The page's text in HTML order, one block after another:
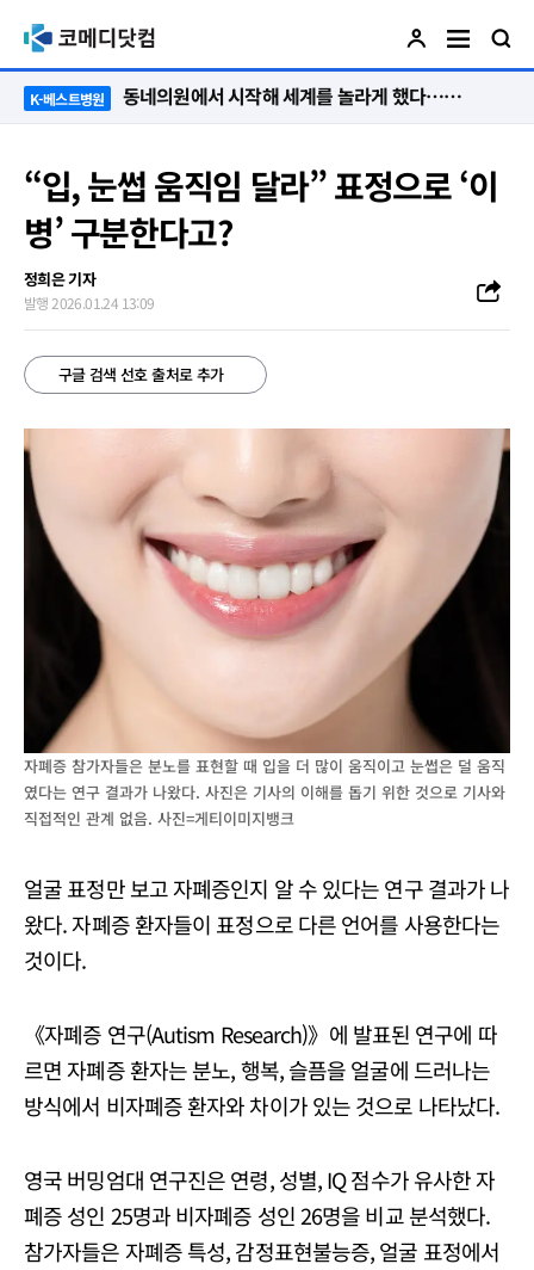
K-베스트병원 “절대 먼저 말하지 않아요. 대신 먼저 듣습니다”
“입, 눈썹 움직임 달라” 표정으로 ‘이
병’ 구분한다고?
정희은 기자
발행 2026.01.24 13:09
구글 검색 선호 출처로 추가
자폐증 참가자들은 분노를 표현할 때 입을 더 많이 움직이고 눈썹은 덜 움직
였다는 연구 결과가 나왔다. 사진은 기사의 이해를 돕기 위한 것으로 기사와
직접적인 관계 없음. 사진=게티이미지뱅크
얼굴 표정만 보고 자폐증인지 알 수 있다는 연구 결과가 나
왔다. 자폐증 환자들이 표정으로 다른 언어를 사용한다는
것이다.
《자폐증 연구(Autism Research)》에 발표된 연구에 따
르면 자폐증 환자는 분노, 행복, 슬픔을 얼굴에 드러나는
방식에서 비자폐증 환자와 차이가 있는 것으로 나타났다.
영국 버밍엄대 연구진은 연령, 성별, IQ 점수가 유사한 자
폐증 성인 25명과 비자폐증 성인 26명을 비교 분석했다.
참가자들은 자폐증 특성, 감정표현불능증, 얼굴 표정에서